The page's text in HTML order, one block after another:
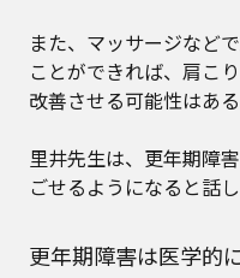
また、マッサージなど
ことができれば、肩こ
改善させる可能性はある
里井先生は、更年期障
ごせるようになると話し
更年期障害は医学的